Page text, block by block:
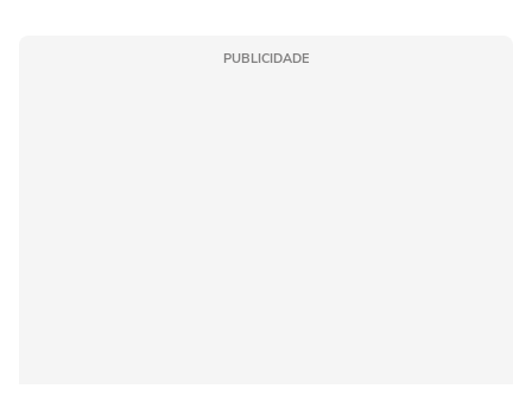
PUBLICIDADE